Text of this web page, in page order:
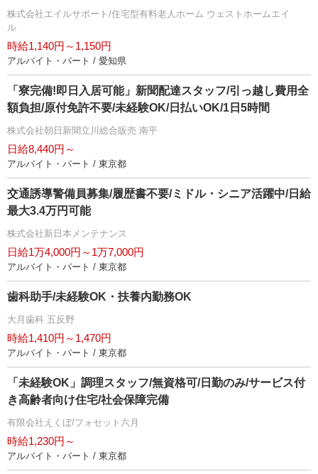
株式会社エイルサポート/住宅型有料老人ホーム ウェストホームエイ
ル
時給1,140円～1,150円
アルバイト・パート / 愛知県
「寮完備!即日入居可能」新聞配達スタッフ/引っ越し費用全
額負担/原付免許不要/未経験OK/日払いOK/1日5時間
株式会社朝日新聞立川総合販売 南平
日給8,440円～
アルバイト・パート / 東京都
交通誘導警備員募集/履歴書不要/ミドル・シニア活躍中/日給
最大3.4万円可能
株式会社新日本メンテナンス
日給1万4,000円～1万7,000円
アルバイト・パート / 東京都
歯科助手/未経験OK・扶養内勤務OK
大月歯科 五反野
時給1,410円～1,470円
アルバイト・パート / 東京都
「未経験OK」調理スタッフ/無資格可/日勤のみ/サービス付
き高齢者向け住宅/社会保障完備
有限会社えくぼ/フォセット六月
時給1,230円～
アルバイト・パート / 東京都